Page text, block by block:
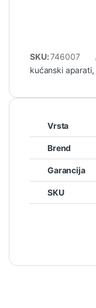
SKU:746007
kućanski aparati,
Vrsta
Brend
Garancija
SKU